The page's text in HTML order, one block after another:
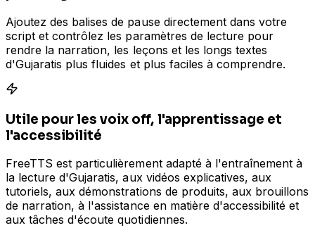
Ajoutez des balises de pause directement dans votre
script et contrôlez les paramètres de lecture pour
rendre la narration, les leçons et les longs textes
d'Gujaratis plus fluides et plus faciles à comprendre.
Utile pour les voix off, l'apprentissage et
l'accessibilité
FreeTTS est particulièrement adapté à l'entraînement à
la lecture d'Gujaratis, aux vidéos explicatives, aux
tutoriels, aux démonstrations de produits, aux brouillons
de narration, à l'assistance en matière d'accessibilité et
aux tâches d'écoute quotidiennes.